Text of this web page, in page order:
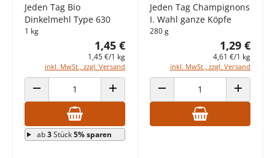
Jeden Tag Bio
Dinkelmehl Type 630
1 kg
1,45 €
1,45 €/1 kg
inkl. MwSt., zzgl. Versand
ANZAHL VERRINGERN ANZAHL ERHÖHEN
ab3Stück5% sparen
Jeden Tag Champignons
I. Wahl ganze Köpfe
280 g
1,29 €
4,61 €/1 kg
inkl. MwSt., zzgl. Versand
ANZAHL VERRINGERN ANZAHL